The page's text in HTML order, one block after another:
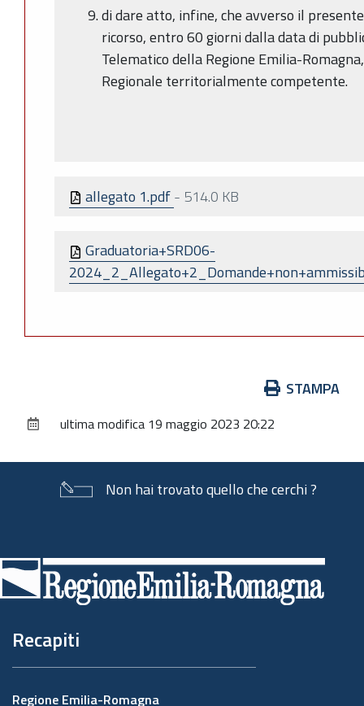
di dare atto, infine, che avverso il
ricorso, entro 60 giorni dalla data di
Telematico della Regione Emilia-
Regionale territorialmente competente.
allegato 1.pdf- 514.0 KB
Graduatoria+SRD06-
documento
STAMPA
ultima modifica 19 maggio 2023 20:22
Non hai trovato quello che cerchi ?
di
pagina
Recapiti
Regione Emilia-Romagna